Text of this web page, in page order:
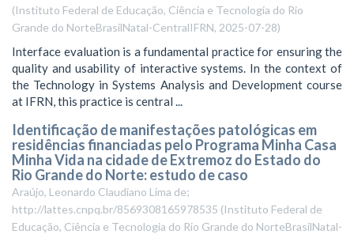
(Instituto Federal de Educação, Ciência e Tecnologia do Rio
Grande do NorteBrasilNatal-CentralIFRN, 2025-07-28)
Interface evaluation is a fundamental practice for ensuring the
quality and usability of interactive systems. In the context of
the Technology in Systems Analysis and Development course
at IFRN, this practice is central ...
Identificação de manifestações patológicas em
residências financiadas pelo Programa Minha Casa
Minha Vida na cidade de Extremoz do Estado do
Rio Grande do Norte: estudo de caso
Araújo, Leonardo Claudiano Lima de;
http://lattes.cnpq.br/8569308165978535 (Instituto Federal de
Educação, Ciência e Tecnologia do Rio Grande do NorteBrasilNatal-